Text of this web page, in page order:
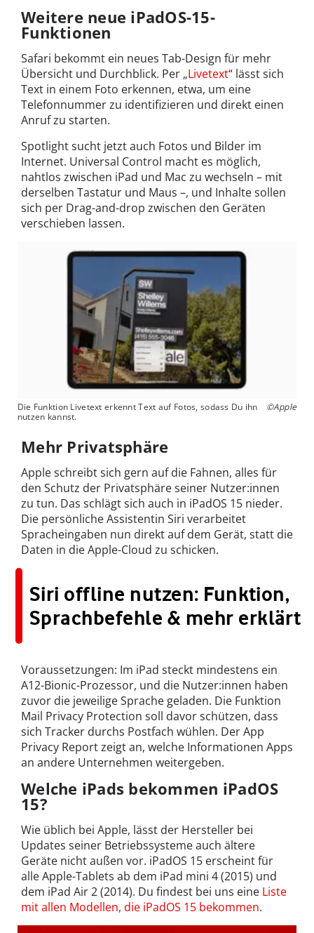
Weitere neue iPadOS-15-
Funktionen
Safari bekommt ein neues Tab-Design für mehr
Übersicht und Durchblick. Per „Livetext“ lässt sich
Text in einem Foto erkennen, etwa, um eine
Telefonnummer zu identifizieren und direkt einen
Anruf zu starten.
Spotlight sucht jetzt auch Fotos und Bilder im
Internet. Universal Control macht es möglich,
nahtlos zwischen iPad und Mac zu wechseln – mit
derselben Tastatur und Maus –, und Inhalte sollen
sich per Drag-and-drop zwischen den Geräten
verschieben lassen.
Die Funktion Livetext erkennt Text auf Fotos, sodass Du ihn
nutzen kannst.
©Apple
Mehr Privatsphäre
Apple schreibt sich gern auf die Fahnen, alles für
den Schutz der Privatsphäre seiner Nutzer:innen
zu tun. Das schlägt sich auch in iPadOS 15 nieder.
Die persönliche Assistentin Siri verarbeitet
Spracheingaben nun direkt auf dem Gerät, statt die
Daten in die Apple-Cloud zu schicken.
Siri offline nutzen: Funktion,
Sprachbefehle & mehr erklärt
Voraussetzungen: Im iPad steckt mindestens ein
A12-Bionic-Prozessor, und die Nutzer:innen haben
zuvor die jeweilige Sprache geladen. Die Funktion
Mail Privacy Protection soll davor schützen, dass
sich Tracker durchs Postfach wühlen. Der App
Privacy Report zeigt an, welche Informationen Apps
an andere Unternehmen weitergeben.
Welche iPads bekommen iPadOS
15?
Wie üblich bei Apple, lässt der Hersteller bei
Updates seiner Betriebssysteme auch ältere
Geräte nicht außen vor. iPadOS 15 erscheint für
alle Apple-Tablets ab dem iPad mini 4 (2015) und
dem iPad Air 2 (2014). Du findest bei uns eine Liste
mit allen Modellen, die iPadOS 15 bekommen.